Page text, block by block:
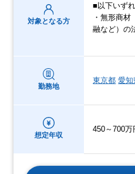
対象となる方
■以下いず
・無形商
融など）の
勤務地
東京都 愛知
想定年収
450～700万